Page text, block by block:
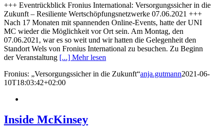
+++ Eventrückblick Fronius International: Versorgungssicher in die
Zukunft – Resiliente Wertschöpfungsnetzwerke 07.06.2021 +++
Nach 17 Monaten mit spannenden Online-Events, hatte der UNI
MC wieder die Möglichkeit vor Ort sein. Am Montag, den
07.06.2021, war es so weit und wir hatten die Gelegenheit den
Standort Wels von Fronius International zu besuchen. Zu Beginn
der Veranstaltung [...] Mehr lesen
Fronius: „Versorgungssicher in die Zukunft“anja.gutmann2021-06-
10T18:03:42+02:00
Inside McKinsey